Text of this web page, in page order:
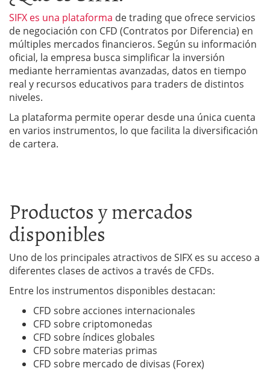
SIFX es una plataforma de trading que ofrece servicios
de negociación con CFD (Contratos por Diferencia) en
múltiples mercados financieros. Según su información
oficial, la empresa busca simplificar la inversión
mediante herramientas avanzadas, datos en tiempo
real y recursos educativos para traders de distintos
niveles.
La plataforma permite operar desde una única cuenta
en varios instrumentos, lo que facilita la diversificación
de cartera.
Productos y mercados
disponibles
Uno de los principales atractivos de SIFX es su acceso a
diferentes clases de activos a través de CFDs.
Entre los instrumentos disponibles destacan:
CFD sobre acciones internacionales
CFD sobre criptomonedas
CFD sobre índices globales
CFD sobre materias primas
CFD sobre mercado de divisas (Forex)